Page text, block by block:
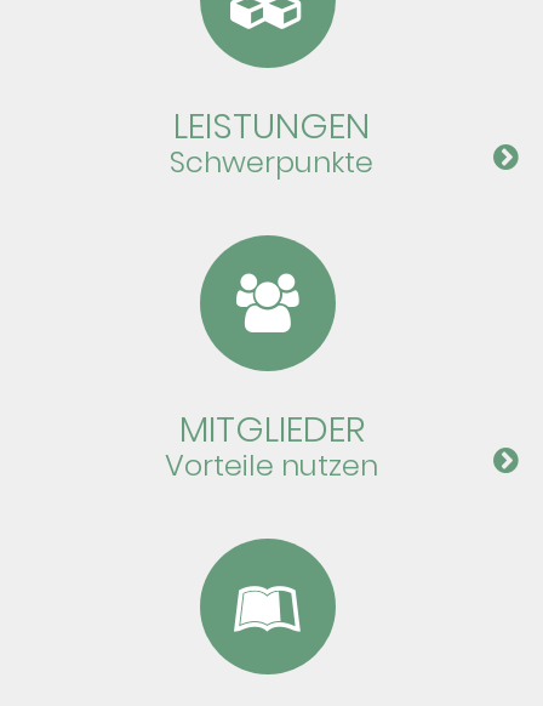
LEIS­TUN­GEN
Schwer­punkte
MIT­GLI­EDER
Vor­teile nutzen